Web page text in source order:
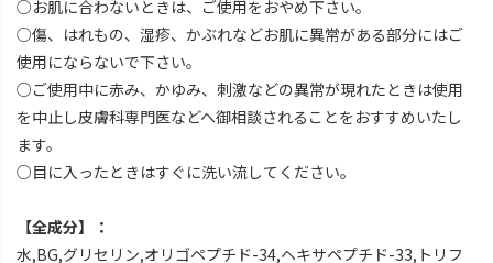
○お肌に合わないときは、ご使用をおやめ下さい。
○傷、はれもの、湿疹、かぶれなどお肌に異常がある部分にはご
使用にならないで下さい。
○ご使用中に赤み、かゆみ、刺激などの異常が現れたときは使用
を中止し皮膚科専門医などへ御相談されることをおすすめいたし
ます。
○目に入ったときはすぐに洗い流してください。
【全成分】：
水,BG,グリセリン,オリゴペプチド-34,ヘキサペプチド-33,トリフ